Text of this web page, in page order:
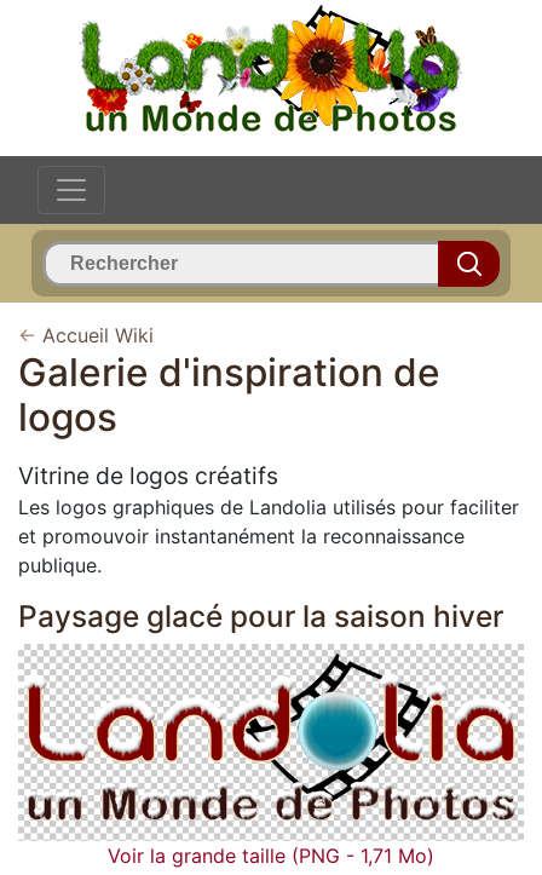
← Accueil Wiki
Galerie d'inspiration de
logos
Vitrine de logos créatifs
Les logos graphiques de Landolia utilisés pour faciliter
et promouvoir instantanément la reconnaissance
publique.
Paysage glacé pour la saison hiver
Voir la grande taille (PNG - 1,71 Mo)